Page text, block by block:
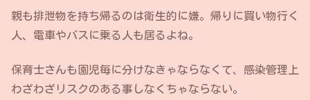
親も排泄物を持ち帰るのは衛生的に嫌。帰りに買い物行く
人、電車やバスに乗る人も居るよね。
保育士さんも園児毎に分けなきゃならなくて、感染管理上
わざわざリスクのある事しなくちゃならない。